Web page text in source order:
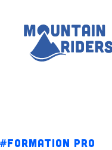
#Formation Pro